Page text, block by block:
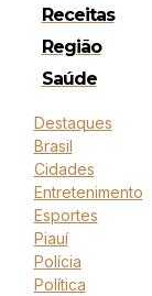
Receitas
Região
Saúde
Destaques
Brasil
Cidades
Entretenimento
Esportes
Piauí
Polícia
Política